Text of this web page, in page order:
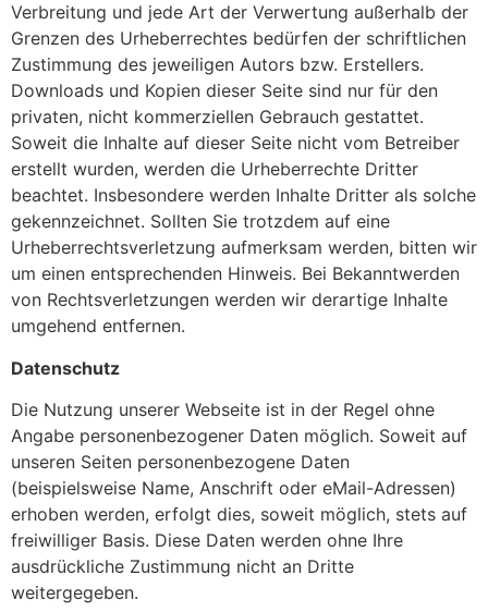
Verbreitung und jede Art der Verwertung außerhalb der
Grenzen des Urheberrechtes bedürfen der schriftlichen
Zustimmung des jeweiligen Autors bzw. Erstellers.
Downloads und Kopien dieser Seite sind nur für den
privaten, nicht kommerziellen Gebrauch gestattet.
Soweit die Inhalte auf dieser Seite nicht vom Betreiber
erstellt wurden, werden die Urheberrechte Dritter
beachtet. Insbesondere werden Inhalte Dritter als solche
gekennzeichnet. Sollten Sie trotzdem auf eine
Urheberrechtsverletzung aufmerksam werden, bitten wir
um einen entsprechenden Hinweis. Bei Bekanntwerden
von Rechtsverletzungen werden wir derartige Inhalte
umgehend entfernen.
Datenschutz
Die Nutzung unserer Webseite ist in der Regel ohne
Angabe personenbezogener Daten möglich. Soweit auf
unseren Seiten personenbezogene Daten
(beispielsweise Name, Anschrift oder eMail-Adressen)
erhoben werden, erfolgt dies, soweit möglich, stets auf
freiwilliger Basis. Diese Daten werden ohne Ihre
ausdrückliche Zustimmung nicht an Dritte
weitergegeben.